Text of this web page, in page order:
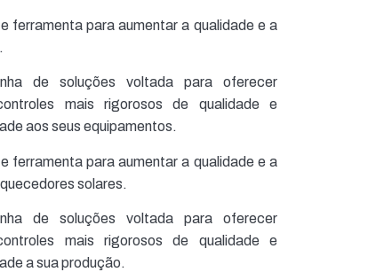
ferramenta para aumentar a qualidade e a
de soluções voltada para oferecer
mais rigorosos de qualidade e
aos seus equipamentos.
ferramenta para aumentar a qualidade e a
solares.
de soluções voltada para oferecer
mais rigorosos de qualidade e
a sua produção.